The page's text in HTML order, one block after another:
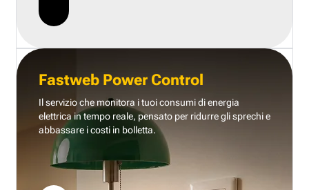
Fastweb Power Control
Il servizio che monitora i tuoi consumi di energia
elettrica in tempo reale, pensato per ridurre gli sprechi e
abbassare i costi in bolletta.